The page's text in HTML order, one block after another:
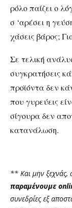
ρόλο παίζει ο
σ ‘αρέσει η
χάσεις βάρος;
Σε τελική
συγκρατήσεις
προϊόντα δεν
που γυρεύεις
σίγουρα δεν
κατανάλωση.
** Και μην ξεχνάς,
παραμένουμε
συνεδρίες εξ